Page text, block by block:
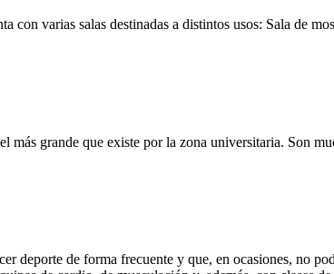
con varias salas destinadas a distintos usos: Sala de
grande que existe por la zona universitaria. Son
deporte de forma frecuente y que, en ocasiones, no